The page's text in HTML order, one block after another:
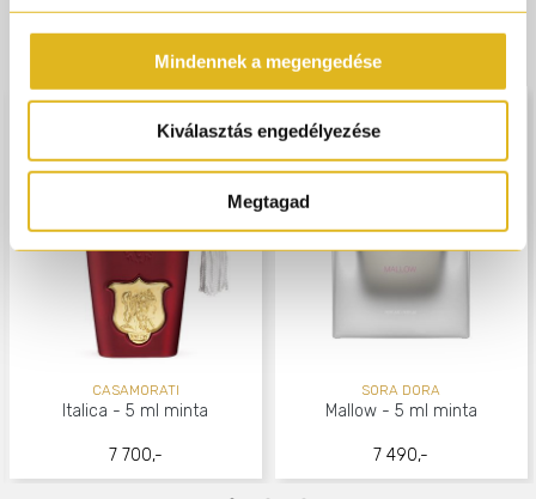
Mindennek a megengedése
Kiválasztás engedélyezése
Megtagad
Ajánlott termékek
7 700,-
CASAMORATI
Italica - 5 ml minta
7 490,-
SORA DORA
Mallow - 5 ml minta